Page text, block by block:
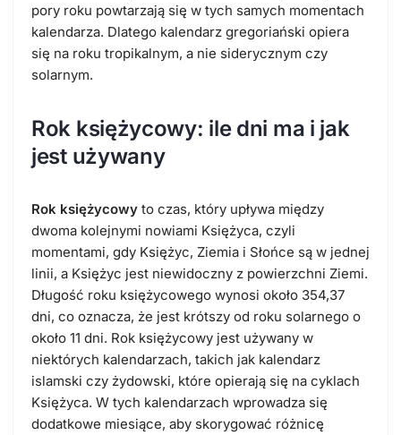
pory roku powtarzają się w tych samych momentach
kalendarza. Dlatego kalendarz gregoriański opiera
się na roku tropikalnym, a nie siderycznym czy
solarnym.
Rok księżycowy: ile dni ma i jak
jest używany
Rok księżycowy to czas, który upływa między
dwoma kolejnymi nowiami Księżyca, czyli
momentami, gdy Księżyc, Ziemia i Słońce są w jednej
linii, a Księżyc jest niewidoczny z powierzchni Ziemi.
Długość roku księżycowego wynosi około 354,37
dni, co oznacza, że jest krótszy od roku solarnego o
około 11 dni. Rok księżycowy jest używany w
niektórych kalendarzach, takich jak kalendarz
islamski czy żydowski, które opierają się na cyklach
Księżyca. W tych kalendarzach wprowadza się
dodatkowe miesiące, aby skorygować różnicę